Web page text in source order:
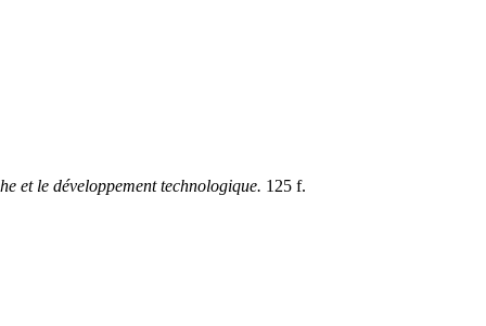
et le développement technologique. 125 f.